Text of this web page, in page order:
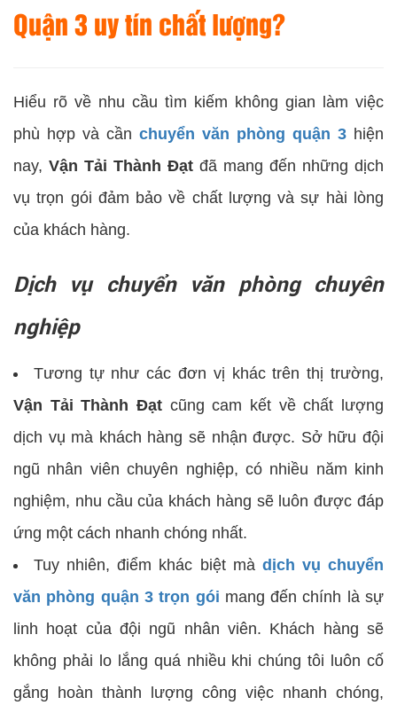
Quận 3 uy tín chất lượng?
Hiểu rõ về nhu cầu tìm kiếm không gian làm việc
phù hợp và cần chuyển văn phòng quận 3 hiện
nay, Vận Tải Thành Đạt đã mang đến những dịch
vụ trọn gói đảm bảo về chất lượng và sự hài lòng
của khách hàng.
Dịch vụ chuyển văn phòng chuyên
nghiệp
Tương tự như các đơn vị khác trên thị trường,
Vận Tải Thành Đạt cũng cam kết về chất lượng
dịch vụ mà khách hàng sẽ nhận được. Sở hữu đội
ngũ nhân viên chuyên nghiệp, có nhiều năm kinh
nghiệm, nhu cầu của khách hàng sẽ luôn được đáp
ứng một cách nhanh chóng nhất.
Tuy nhiên, điểm khác biệt mà dịch vụ chuyển
văn phòng quận 3 trọn gói mang đến chính là sự
linh hoạt của đội ngũ nhân viên. Khách hàng sẽ
không phải lo lắng quá nhiều khi chúng tôi luôn cố
gắng hoàn thành lượng công việc nhanh chóng,